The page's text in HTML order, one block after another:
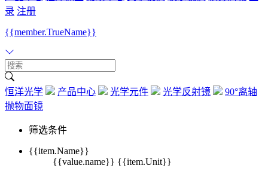
录 注册
{{member.TrueName}}
恒洋光学 产品中心 光学元件 光学反射镜
90°离轴
抛物面镜
筛选条件
{{item.Name}}
{{value.name}} {{item.Unit}}